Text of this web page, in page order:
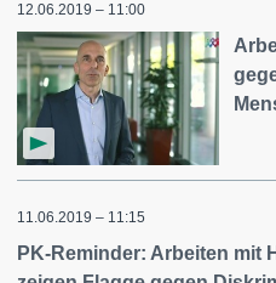
12.06.2019 – 11:00
11.06.2019 – 11:15
PK-Reminder: Arbeiten mit